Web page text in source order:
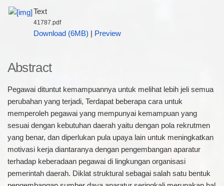
Text
41787.pdf
Download (6MB) Preview
Abstract
Pegawai dituntut kemampuannya untuk melihat lebih jeli semua
perubahan yang terjadi, Terdapat beberapa cara untuk
memperoleh pegawai yang mempunyai kemampuan yang
sesuai dengan kebutuhan daerah yaitu dengan pola rekrutmen
yang benar, dan diperlukan pula upaya lain untuk meningkatkan
motivasi kerja diantaranya dengan pengembangan aparatur
terhadap keberadaan pegawai di lingkungan organisasi
pemerintah daerah. Diklat struktural sebagai salah satu bentuk